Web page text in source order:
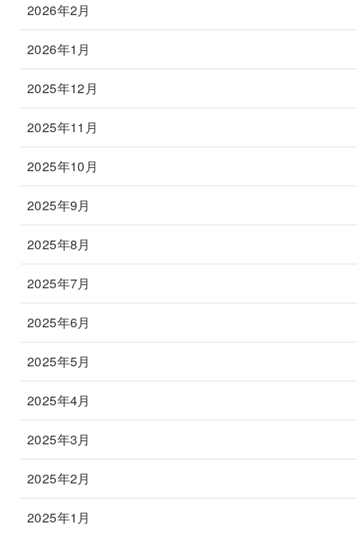
2026年2月
2026年1月
2025年12月
2025年11月
2025年10月
2025年9月
2025年8月
2025年7月
2025年6月
2025年5月
2025年4月
2025年3月
2025年2月
2025年1月